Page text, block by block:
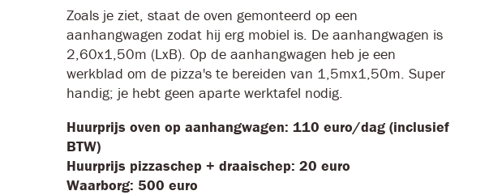
Zoals je ziet, staat de oven gemonteerd op een
aanhangwagen zodat hij erg mobiel is. De aanhangwagen is
2,60x1,50m (LxB). Op de aanhangwagen heb je een
werkblad om de pizza's te bereiden van 1,5mx1,50m. Super
handig; je hebt geen aparte werktafel nodig.
Huurprijs oven op aanhangwagen: 110 euro/dag (inclusief
BTW)
Huurprijs pizzaschep + draaischep: 20 euro
Waarborg: 500 euro